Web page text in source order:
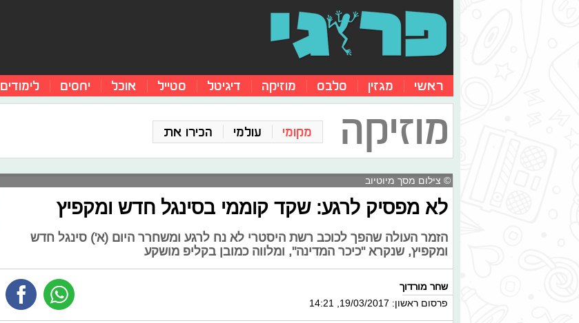
ראשי מגזין סלבס מוזיקה דיגיטל סטייל אוכל יחסים לימודים
מוזיקה מקומי עולמי הכירו את
© צילום מסך מיוטיוב
לא מפסיק לרגע: שקד קוממי בסינגל חדש ומקפיץ
הזמר העולה שהפך לכוכב רשת היסטרי לא נח לרגע ומשחרר היום (א') סינגל חדש
ומקפיץ, שנקרא "כיכר המדינה", ומלווה כמובן בקליפ מושקע
שחר מורדוך
פרסום ראשון: 19/03/2017, 14:21